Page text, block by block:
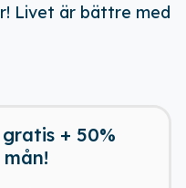
Livet är bättre med
+ 50%
app!